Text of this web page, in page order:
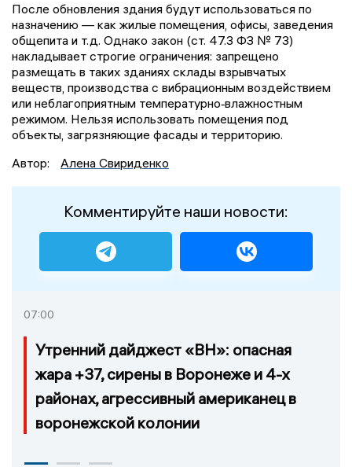
После обновления здания будут использоваться по
назначению — как жилые помещения, офисы, заведения
общепита и т. д. Однако закон (ст. 47.3 ФЗ № 73)
накладывает строгие ограничения: запрещено
размещать в таких зданиях склады взрывчатых
веществ, производства с вибрационным воздействием
или неблагоприятным температурно‑влажностным
режимом. Нельзя использовать помещения под
объекты, загрязняющие фасады и территорию.
Автор:
Алена Свириденко
Комментируйте наши новости:
07:00
Утренний дайджест «ВН»: опасная
жара +37, сирены в Воронеже и 4-х
районах, агрессивный американец в
воронежской колонии